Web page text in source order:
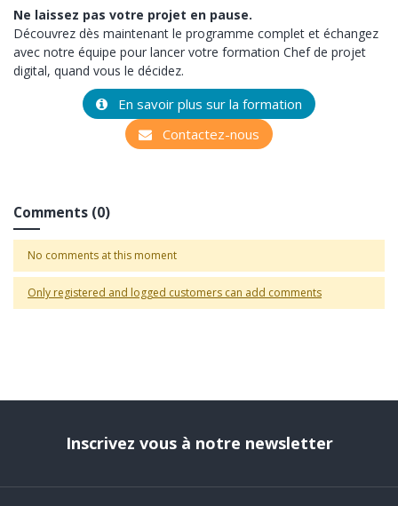
Ne laissez pas votre projet en pause.
Découvrez dès maintenant le programme complet et échangez
avec notre équipe pour lancer votre formation Chef de projet
digital, quand vous le décidez.
En savoir plus sur la formation
Contactez-nous
Comments (0)
No comments at this moment
Only registered and logged customers can add comments
Inscrivez vous à notre newsletter